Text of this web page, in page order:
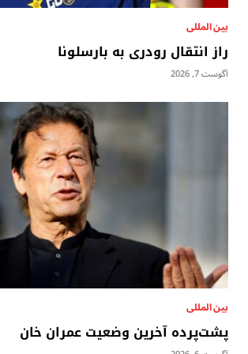
بين المللى
راز انتقال رودری به بارسلونا
آگوست 7, 2026
بين المللى
پشت‌پرده آخرین وضعیت عمران خان